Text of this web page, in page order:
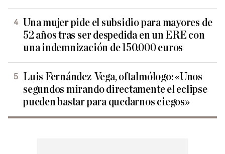
Una mujer pide el subsidio para mayores de
52 años tras ser despedida en un ERE con
una indemnización de 150.000 euros
Luis Fernández-Vega, oftalmólogo: «Unos
segundos mirando directamente el eclipse
pueden bastar para quedarnos ciegos»